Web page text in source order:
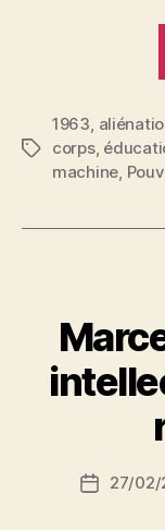
Étiquettes
1963,
corps,
machine,
Date27/02/